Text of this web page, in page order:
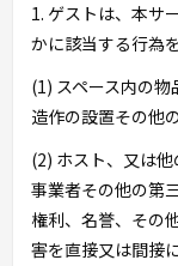
1. ゲストは、本サ
かに該当する行為
(1) スペース内の
造作の設置その他
(2) ホスト、又は
事業者その他の第
権利、名誉、その
害を直接又は間接